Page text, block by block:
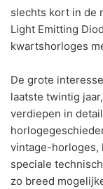
slechts kort in de
Light Emitting
kwartshorloges
De grote
laatste twintig
verdiepen in
vintage-horloges,
speciale
zo breed